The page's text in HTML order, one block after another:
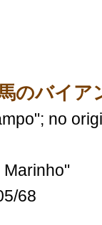
のバイア
no
Marinho"
/68